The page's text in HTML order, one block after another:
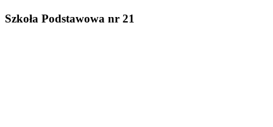
Szkoła Podstawowa nr 21